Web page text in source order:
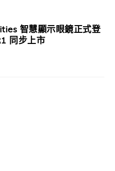
智慧顯示眼鏡正式登
同步上市